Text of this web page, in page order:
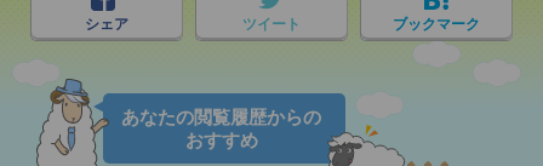
シェア ツイート ブックマーク
あなたの閲覧履歴からの
おすすめ